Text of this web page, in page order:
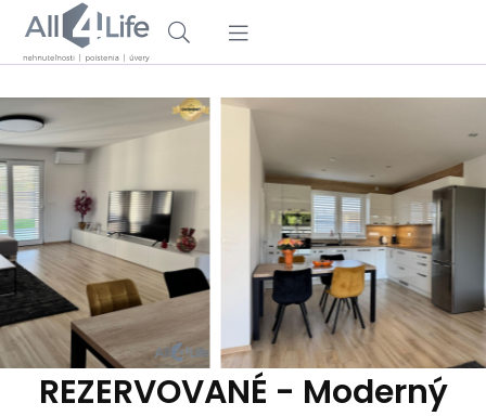
REZERVOVANÉ - Moderný